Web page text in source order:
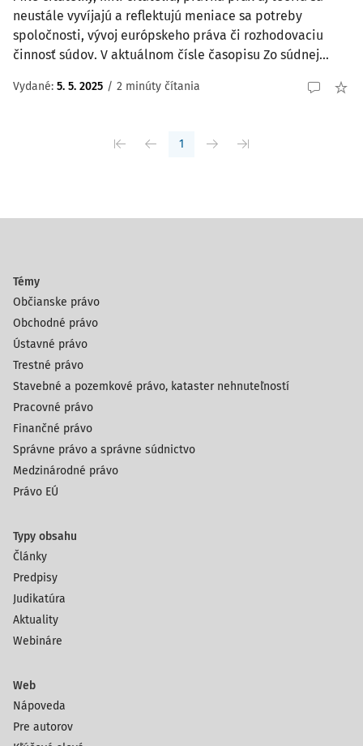
neustále vyvíjajú a reflektujú meniace sa potreby
spoločnosti, vývoj európskeho práva či rozhodovaciu
činnosť súdov. V aktuálnom čísle časopisu Zo súdnej...
Vydané: 5. 5. 2025 / 2 minúty čítania
1
Témy
Občianske právo
Obchodné právo
Ústavné právo
Trestné právo
Stavebné a pozemkové právo, kataster nehnuteľností
Pracovné právo
Finančné právo
Správne právo a správne súdnictvo
Medzinárodné právo
Právo EÚ
Typy obsahu
Články
Predpisy
Judikatúra
Aktuality
Webináre
Web
Nápoveda
Pre autorov